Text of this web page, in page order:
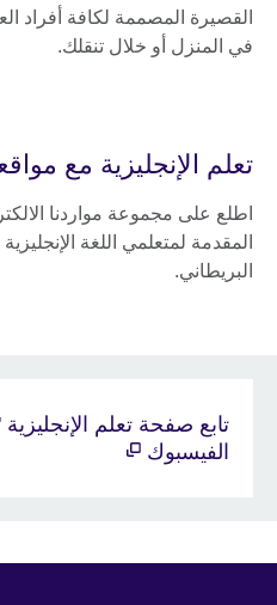
القصيرة المصممة لكافة أفراد
في المنزل أو خلال تنقلك.
تعلم الإنجليزية مع
اطلع على مجموعة مواردنا
المقدمة لمتعلمي اللغة
البريطاني.
الفيسبوك